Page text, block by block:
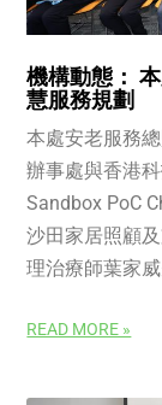
機構動態：
慧服務規劃
本處安老服務
辦事處與香港
Sandbox PoC
沙田家居照顧
理治療師葉家
READ MORE »